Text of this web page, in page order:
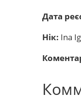
Дата
Нік: Ina